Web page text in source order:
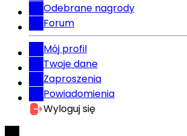
Odebrane nagrody
Forum
Mój profil
Twoje dane
Zaproszenia
Powiadomienia
Wyloguj się